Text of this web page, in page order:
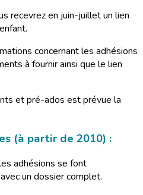
recevrez en juin-juillet un lien
concernant les adhésions
à fournir ainsi que le lien
et pré-ados est prévue la
(à partir de 2010) :
adhésions se font
un dossier complet.